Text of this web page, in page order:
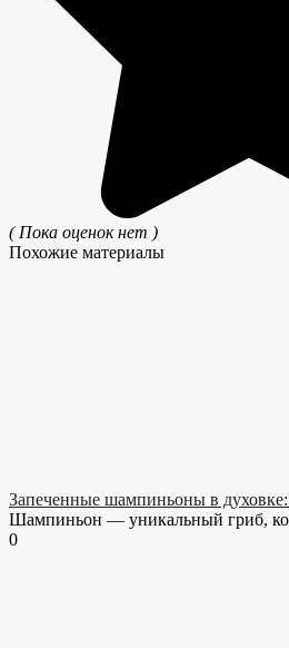
( Пока оценок нет )
Похожие материалы
Запеченные шампиньоны в
Шампиньон — уникальный гриб,
0